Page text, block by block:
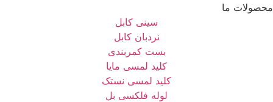
محصولات ما
سینی کابل
نردبان کابل
بست کمربندی
کلید لمسی مایا
کلید لمسی نستک
لوله فلکسی بل